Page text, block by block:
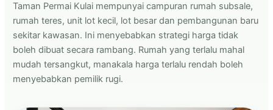
Taman Permai Kulai mempunyai campuran rumah subsale,
rumah teres, unit lot kecil, lot besar dan pembangunan baru
sekitar kawasan. Ini menyebabkan strategi harga tidak
boleh dibuat secara rambang. Rumah yang terlalu mahal
mudah tersangkut, manakala harga terlalu rendah boleh
menyebabkan pemilik rugi.